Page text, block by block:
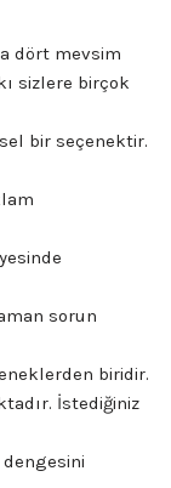
dört mevsim
sizlere birçok
bir seçenektir.
sorun
biridir.
İstediğiniz